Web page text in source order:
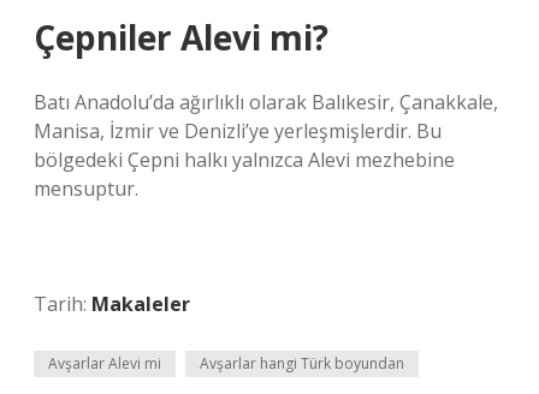
Çepniler Alevi mi?
Batı Anadolu’da ağırlıklı olarak Balıkesir, Çanakkale,
Manisa, İzmir ve Denizli’ye yerleşmişlerdir. Bu
bölgedeki Çepni halkı yalnızca Alevi mezhebine
mensuptur.
Tarih: Makaleler
Avşarlar Alevi mi Avşarlar hangi Türk boyundan